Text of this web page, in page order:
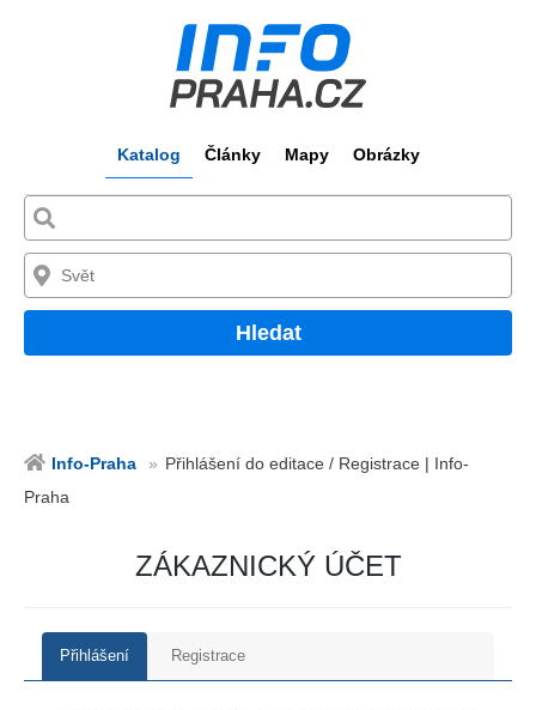
Katalog Články Mapy Obrázky
Hledat
Info-Praha
Přihlášení do editace / Registrace | Info-
Praha
ZÁKAZNICKÝ ÚČET
Přihlášení Registrace